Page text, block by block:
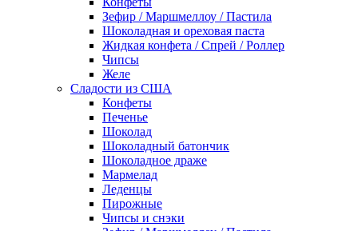
Зефир / Маршмеллоу / Пастила
Шоколадная и ореховая паста
Жидкая конфета / Спрей / Роллер
Чипсы
Желе
Сладости из США
Конфеты
Печенье
Шоколад
Шоколадный батончик
Шоколадное драже
Мармелад
Леденцы
Пирожные
Чипсы и снэки